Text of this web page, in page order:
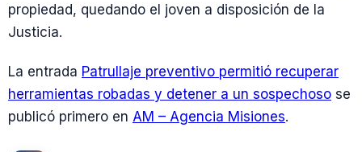
propiedad, quedando el joven a disposición de la
Justicia.
La entrada Patrullaje preventivo permitió recuperar
herramientas robadas y detener a un sospechoso se
publicó primero en AM – Agencia Misiones.